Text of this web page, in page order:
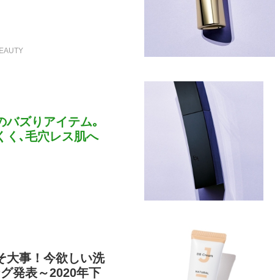
バズりアイテム｡
く､毛穴レス肌へ
大事！今欲しい洗
発表～2020年下